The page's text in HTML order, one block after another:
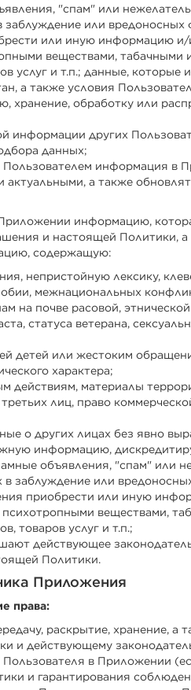
"спам" или
заблуждение или
или иную информацию
веществами, табачными
услуг и т.п.; данные,
а также условия
хранение, обработку или
информации других
данных;
Пользователем информация в
а также
информацию,
и настоящей Политики,
содержащую:
непристойную лексику,
межнациональных
на почве расовой,
статуса ветерана,
детей или жестоким
характера;
действиям, материалы
лиц, право
о других лицах без явно
информацию,
объявления, "спам" или
в заблуждение или
приобрести или иную
веществами,
товаров услуг и т.п.;
действующее
Политики.
Приложения
права:
раскрытие, хранение,
и действующему
в Приложении
и гарантирования